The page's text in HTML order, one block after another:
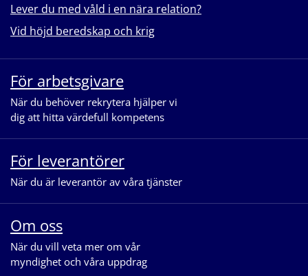
Lever du med våld i en nära relation?
Vid höjd beredskap och krig
För arbetsgivare
När du behöver rekrytera hjälper vi
dig att hitta värdefull kompetens
För leverantörer
När du är leverantör av våra tjänster
Om oss
När du vill veta mer om vår
myndighet och våra uppdrag